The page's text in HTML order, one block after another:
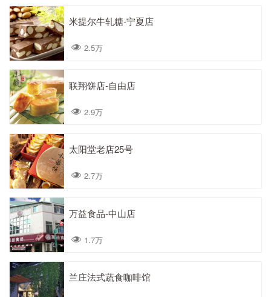
米提尔牛轧糖-宁夏店
2.5万
联翔饼店-自由店
2.9万
太阳堂老店25号
2.7万
万益食品-中山店
1.7万
兰庄法式蔬食咖啡馆